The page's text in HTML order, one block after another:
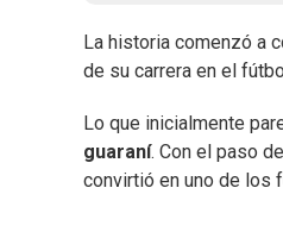
La historia comenzó a
de su carrera en el
Lo que inicialmente
guaraní. Con el paso
convirtió en uno de los